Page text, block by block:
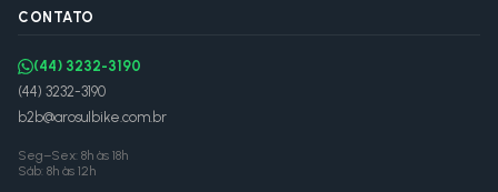
CONTATO
(44) 3232-3190
(44) 3232-3190
b2b@arosulbike.com.br
Seg–Sex: 8h às 18h
Sáb: 8h às 12h